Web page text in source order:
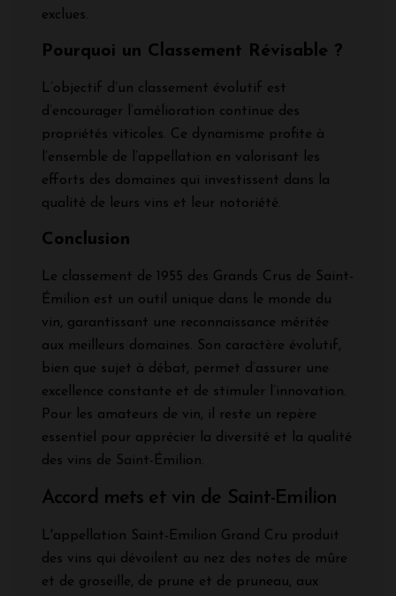
exclues.
Pourquoi un Classement Révisable ?
L’objectif d’un classement évolutif est
d’encourager l’amélioration continue des
propriétés viticoles. Ce dynamisme profite à
l’ensemble de l’appellation en valorisant les
efforts des domaines qui investissent dans la
qualité de leurs vins et leur notoriété.
Conclusion
Le classement de 1955 des Grands Crus de Saint-
Émilion est un outil unique dans le monde du
vin, garantissant une reconnaissance méritée
aux meilleurs domaines. Son caractère évolutif,
bien que sujet à débat, permet d’assurer une
excellence constante et de stimuler l’innovation.
Pour les amateurs de vin, il reste un repère
essentiel pour apprécier la diversité et la qualité
des vins de Saint-Émilion.
Accord mets et vin de Saint-Emilion
L'appellation Saint-Emilion Grand Cru produit
des vins qui dévoilent au nez des notes de mûre
et de groseille, de prune et de pruneau, aux